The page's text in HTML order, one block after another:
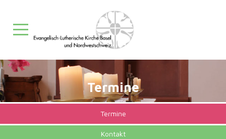
Mobile Menu Toggle
Termine
Termine
Kontakt